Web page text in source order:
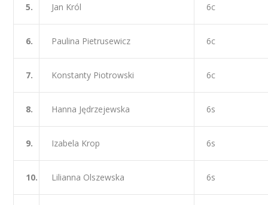
5. Jan Król 6c
6. Paulina Pietrusewicz 6c
7. Konstanty Piotrowski 6c
8. Hanna Jędrzejewska 6s
9. Izabela Krop 6s
10. Lilianna Olszewska 6s